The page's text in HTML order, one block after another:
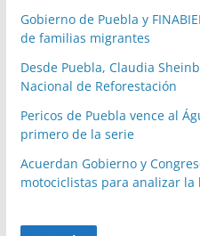
Gobierno de Puebla y
de familias migrantes
Desde Puebla, Claudia
Nacional de Reforestación
Pericos de Puebla vence al
primero de la serie
Acuerdan Gobierno y
motociclistas para analizar la